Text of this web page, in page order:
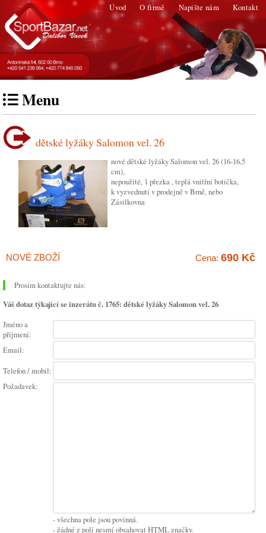
Úvod O firmě Napište nám Kontakt
Menu
dětské lyžáky Salomon vel. 26
nové dětské lyžáky Salomon vel. 26 (16-16,5
cm),
nepoužité, 1 přezka , teplá vnitřní botička,
k vyzvednutí v prodejně v Brně, nebo
Zásilkovna
NOVÉ ZBOŽÍ Cena: 690 Kč
Prosím kontaktujte nás:
Váš dotaz týkající se inzerátu č. 1765: dětské lyžáky Salomon vel. 26
Jméno a
příjmení:
Email:
Telefon / mobil:
Požadavek:
- všechna pole jsou povinná.
- žádné z polí nesmí obsahovat HTML značky.